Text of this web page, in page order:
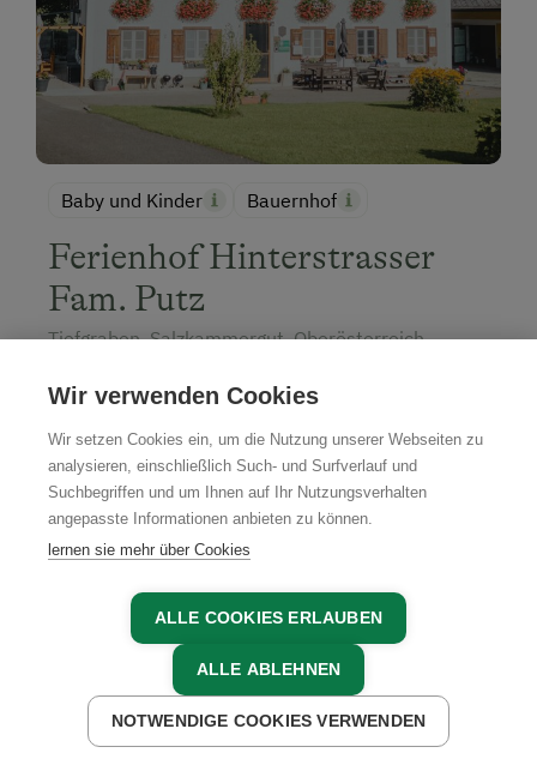
Baby und Kinder Bauernhof
Ferienhof Hinterstrasser
Fam. Putz
Tiefgraben, Salzkammergut, Oberösterreich
JETZT BUCHEN
JETZT ANFRAGEN JETZT BUCHEN
Wir verwenden Cookies
Wir setzen Cookies ein, um die Nutzung unserer Webseiten zu
analysieren, einschließlich Such- und Surfverlauf und
Suchbegriffen und um Ihnen auf Ihr Nutzungsverhalten
angepasste Informationen anbieten zu können.
lernen sie mehr über Cookies
ALLE COOKIES ERLAUBEN
ALLE ABLEHNEN
NOTWENDIGE COOKIES VERWENDEN